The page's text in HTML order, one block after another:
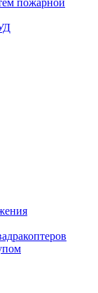
пожарной